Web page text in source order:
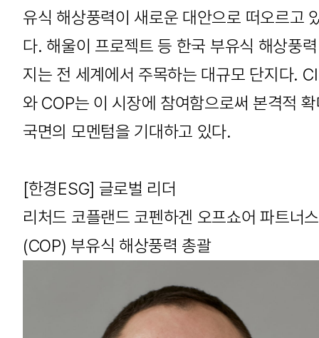
유식 해상풍력이 새로운 대안으로 떠오르고
다. 해울이 프로젝트 등 한국 부유식 해상풍
지는 전 세계에서 주목하는 대규모 단지다.
와 COP는 이 시장에 참여함으로써 본격적
국면의 모멘텀을 기대하고 있다.
[한경ESG] 글로벌 리더
리처드 코플랜드 코펜하겐 오프쇼어 파트너스
(COP) 부유식 해상풍력 총괄